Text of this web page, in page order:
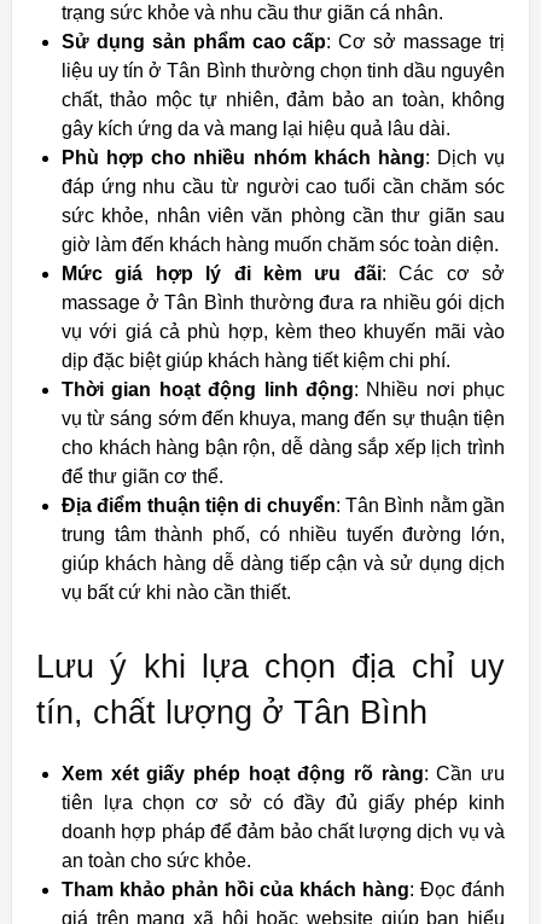
trạng sức khỏe và nhu cầu thư giãn cá nhân.
Sử dụng sản phẩm cao cấp: Cơ sở massage trị
liệu uy tín ở Tân Bình thường chọn tinh dầu nguyên
chất, thảo mộc tự nhiên, đảm bảo an toàn, không
gây kích ứng da và mang lại hiệu quả lâu dài.
Phù hợp cho nhiều nhóm khách hàng: Dịch vụ
đáp ứng nhu cầu từ người cao tuổi cần chăm sóc
sức khỏe, nhân viên văn phòng cần thư giãn sau
giờ làm đến khách hàng muốn chăm sóc toàn diện.
Mức giá hợp lý đi kèm ưu đãi: Các cơ sở
massage ở Tân Bình thường đưa ra nhiều gói dịch
vụ với giá cả phù hợp, kèm theo khuyến mãi vào
dịp đặc biệt giúp khách hàng tiết kiệm chi phí.
Thời gian hoạt động linh động: Nhiều nơi phục
vụ từ sáng sớm đến khuya, mang đến sự thuận tiện
cho khách hàng bận rộn, dễ dàng sắp xếp lịch trình
để thư giãn cơ thể.
Địa điểm thuận tiện di chuyển: Tân Bình nằm gần
trung tâm thành phố, có nhiều tuyến đường lớn,
giúp khách hàng dễ dàng tiếp cận và sử dụng dịch
vụ bất cứ khi nào cần thiết.
Lưu ý khi lựa chọn địa chỉ uy
tín, chất lượng ở Tân Bình
Xem xét giấy phép hoạt động rõ ràng: Cần ưu
tiên lựa chọn cơ sở có đầy đủ giấy phép kinh
doanh hợp pháp để đảm bảo chất lượng dịch vụ và
an toàn cho sức khỏe.
Tham khảo phản hồi của khách hàng: Đọc đánh
giá trên mạng xã hội hoặc website giúp bạn hiểu